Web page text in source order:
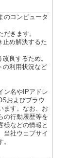
のコンピュータ
きます。
止め解決するた
良するため。
の利用状況など
ン名やIPアドレ
およびブラウ
ます。なお、お
の行動履歴等を
様などの情報と
当社ウェブサイ